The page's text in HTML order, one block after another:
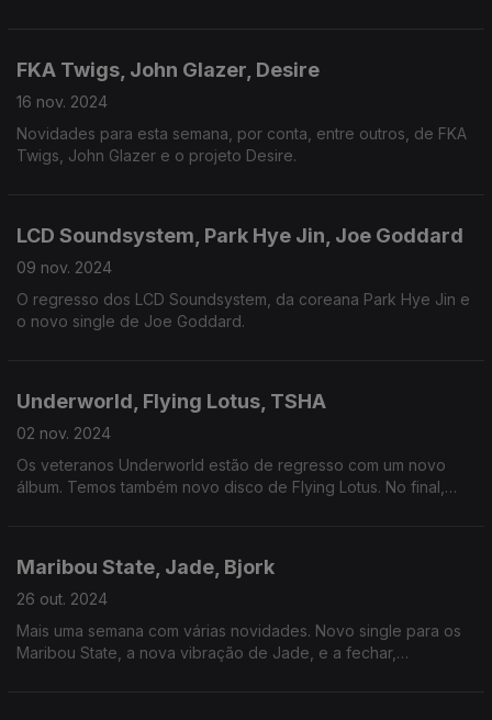
FKA Twigs, John Glazer, Desire
16 nov. 2024
Novidades para esta semana, por conta, entre outros, de FKA
Twigs, John Glazer e o projeto Desire.
LCD Soundsystem, Park Hye Jin, Joe Goddard
09 nov. 2024
O regresso dos LCD Soundsystem, da coreana Park Hye Jin e
o novo single de Joe Goddard.
Underworld, Flying Lotus, TSHA
02 nov. 2024
Os veteranos Underworld estão de regresso com um novo
álbum. Temos também novo disco de Flying Lotus. No final,
Maribou State, Jade, Bjork
26 out. 2024
Mais uma semana com várias novidades. Novo single para os
Maribou State, a nova vibração de Jade, e a fechar,